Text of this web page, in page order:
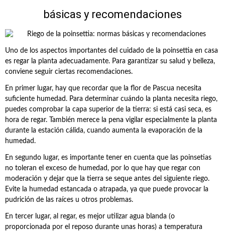
básicas y recomendaciones
Uno de los aspectos importantes del cuidado de la poinsettia en casa
es regar la planta adecuadamente. Para garantizar su salud y belleza,
conviene seguir ciertas recomendaciones.
En primer lugar, hay que recordar que la flor de Pascua necesita
suficiente humedad. Para determinar cuándo la planta necesita riego,
puedes comprobar la capa superior de la tierra: si está casi seca, es
hora de regar. También merece la pena vigilar especialmente la planta
durante la estación cálida, cuando aumenta la evaporación de la
humedad.
En segundo lugar, es importante tener en cuenta que las poinsetias
no toleran el exceso de humedad, por lo que hay que regar con
moderación y dejar que la tierra se seque antes del siguiente riego.
Evite la humedad estancada o atrapada, ya que puede provocar la
pudrición de las raíces u otros problemas.
En tercer lugar, al regar, es mejor utilizar agua blanda (o
proporcionada por el reposo durante unas horas) a temperatura